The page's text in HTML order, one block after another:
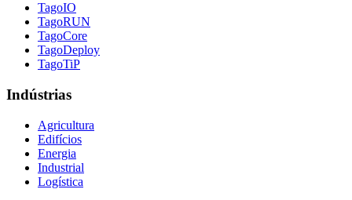
TagoIO
TagoRUN
TagoCore
TagoDeploy
TagoTiP
Indústrias
Agricultura
Edifícios
Energia
Industrial
Logística